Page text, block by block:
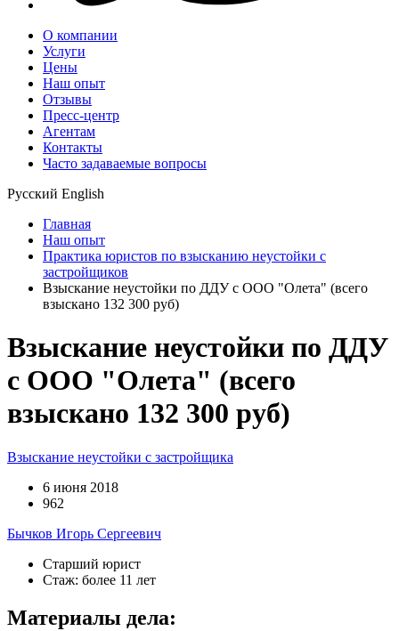
О компании
Услуги
Цены
Наш опыт
Отзывы
Пресс-центр
Агентам
Контакты
Часто задаваемые вопросы
Русский English
Главная
Наш опыт
Практика юристов по взысканию неустойки с
застройщиков
Взыскание неустойки по ДДУ с ООО "Олета" (всего
взыскано 132 300 руб)
Взыскание неустойки по ДДУ
с ООО "Олета" (всего
взыскано 132 300 руб)
Взыскание неустойки с застройщика
6 июня 2018
962
Бычков Игорь Сергеевич
Старший юрист
Стаж: более 11 лет
Материалы дела: